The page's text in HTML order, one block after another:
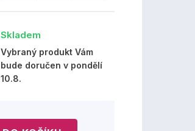
Skladem
Vybraný produkt Vám
bude doručen v pondělí
10.8.